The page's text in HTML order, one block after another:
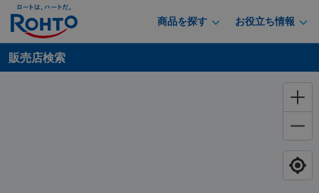
商品を探す お役立ち情報
販売店検索